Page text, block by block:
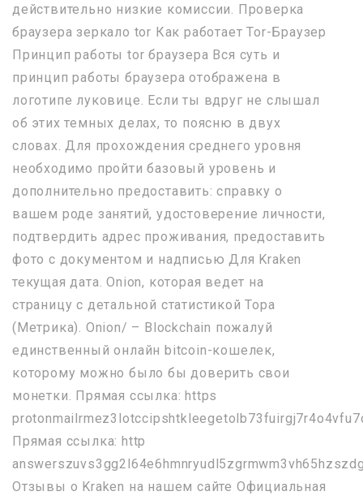
действительно низкие комиссии. Проверка
браузера зеркало tor Как работает Tor-Браузер
Принцип работы tor браузера Вся суть и
принцип работы браузера отображена в
логотипе луковице. Если ты вдруг не слышал
об этих темных делах, то поясню в двух
словах. Для прохождения среднего уровня
необходимо пройти базовый уровень и
дополнительно предоставить: справку о
вашем роде занятий, удостоверение личности,
подтвердить адрес проживания, предоставить
фото с документом и надписью Для Kraken
текущая дата. Onion, которая ведет на
страницу с детальной статистикой Тора
(Метрика). Onion/ – Blockchain пожалуй
единственный онлайн bitcoin-кошелек,
которому можно было бы доверить свои
монетки. Прямая ссылка: https
Прямая ссылка: http
Отзывы о Kraken на нашем сайте Официальная